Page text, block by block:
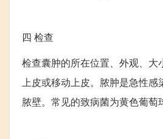
四 检查
检查囊肿的所在位置、外观、
上皮或移动上皮。脓肿是急性
脓壁。常见的致病菌为黄色葡萄